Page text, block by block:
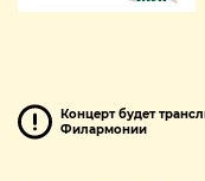
Концерт будет
Филармонии